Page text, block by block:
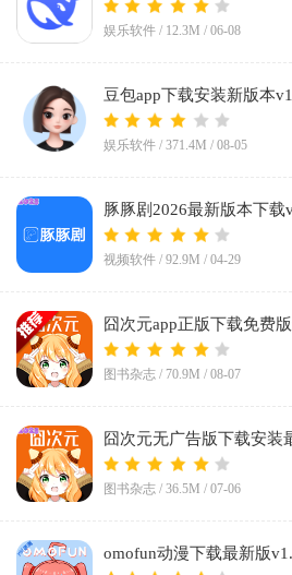
娱乐软件 / 12.3M / 06-08
豆包app下载安装新版本
娱乐软件 / 371.4M / 08-05
豚豚剧2026最新版本下载
视频软件 / 92.9M / 04-29
囧次元app正版下载免费
图书杂志 / 70.9M / 08-07
囧次元无广告版下载安装
2026v1.5.8.0
图书杂志 / 36.5M / 07-06
omofun动漫下载最新版